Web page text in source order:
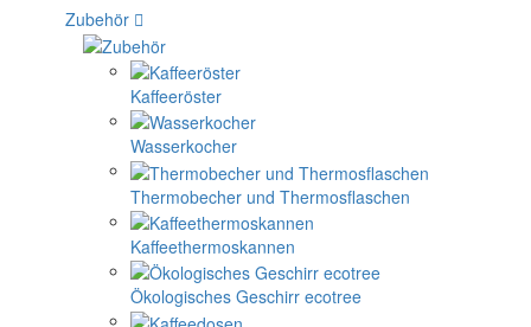
Zubehör
Kaffeeröster
Wasserkocher
Thermobecher und Thermosflaschen
Kaffeethermoskannen
Ökologisches Geschirr ecotree